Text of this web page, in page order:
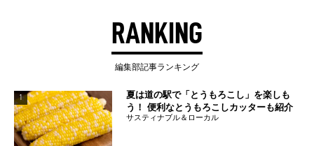
RANKING
編集部記事ランキング
1
夏は道の駅で「とうもろこし」を楽しも
う！ 便利なとうもろこしカッターも紹介
サスティナブル＆ローカル